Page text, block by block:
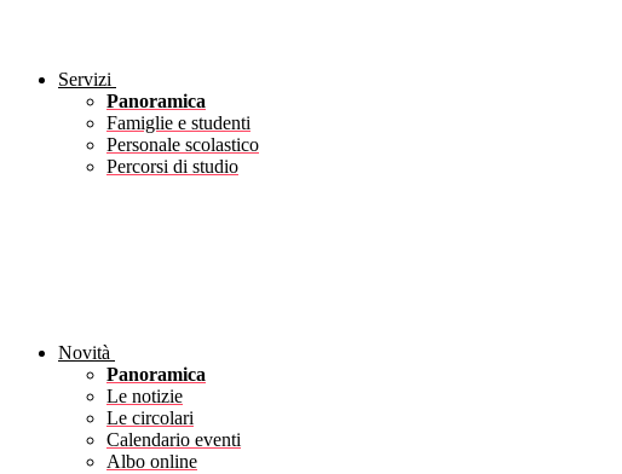
Servizi
Panoramica
Famiglie e studenti
Personale scolastico
Percorsi di studio
Novità
Panoramica
Le notizie
Le circolari
Calendario eventi
Albo online